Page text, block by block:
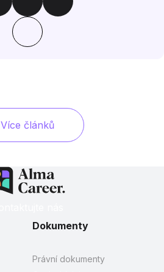
Více článků
Dokumenty
Právní dokumenty